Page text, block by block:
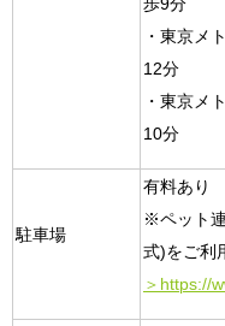
歩9分
・東京メ
12分
・東京メ
10分
駐車場
有料あり
※ペット
式)をご利
＞https://